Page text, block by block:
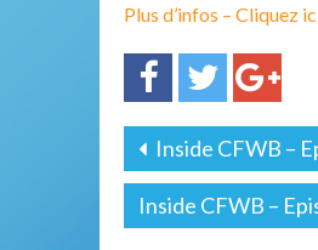
Plus d’infos – Cliquez
Inside CFWB –
Inside CFWB –